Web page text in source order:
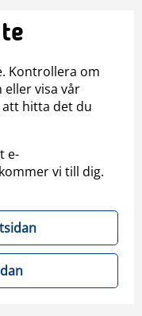
Kontrollera om
eller visa vår
hitta det du
e-
vi till dig.